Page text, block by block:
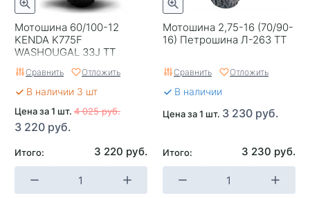
Мотошина 60/100-12
KENDA K775F
WASHOUGAL 33J TT
Сравнить Отложить
В наличии 3 шт
Цена за 1 шт. 4 025 руб.
3 220 руб.
Итого: 3 220 руб.
Мотошина 2,75-16 (70/90-
16) Петрошина Л-263 TT
Сравнить Отложить
В наличии
Цена за 1 шт. 3 230 руб.
Итого: 3 230 руб.